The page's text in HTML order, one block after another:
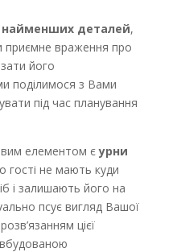
найменших деталей,
приємне враження про
його
поділимося з Вами
під час планування
елементом єурни
гості не мають куди
і залишають його на
псує вигляд Вашої
цієї